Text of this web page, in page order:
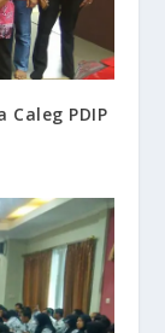
Caleg PDIP